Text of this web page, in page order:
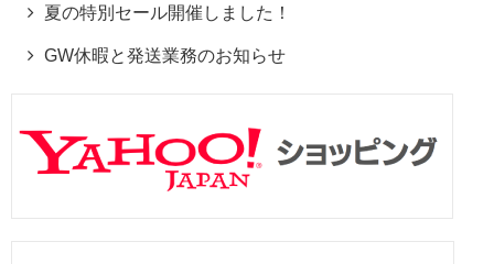
夏の特別セール開催しました！
GW休暇と発送業務のお知らせ